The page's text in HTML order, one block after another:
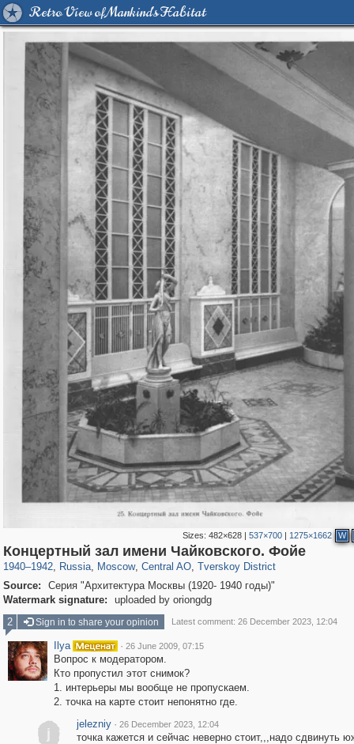
Retro View of Mankind's Habitat
Sizes: 482×628| 537×700| 1275×1662 W
Концертный зал имени Чайковского. Фойе
1940–1942, Russia
1,406,837 29,243
, Moscow
319,861 8,286
, Central AO
160,009 5,916
, Tverskoy District
53,052 2,283
Source:
Серия "Архитектура Москвы (1920- 1940 годы)"
Watermark signature:
uploaded by oriongdg
2
Sign in to share your opinion Latest comment: 26 December 2023, 12:04
Ilya · 26 June 2009, 07:15
Вопрос к модератором.
Кто пропустил этот снимок?
1. интерьеры мы вообще не пропускаем.
2. точка на карте стоит непонятно где.
j
jelezniy · 26 December 2023, 12:04
точка кажется и сейчас неверно стоит,,,надо сдвинуть